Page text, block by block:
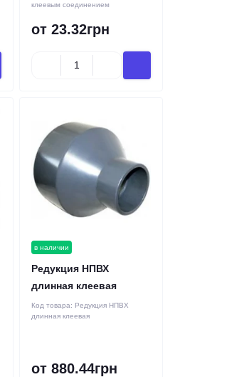
клеевым соединением
от 23.32грн
в наличии
Редукция НПВХ
длинная клеевая
Код товара: Редукция НПВХ
длинная клеевая
от 880.44грн